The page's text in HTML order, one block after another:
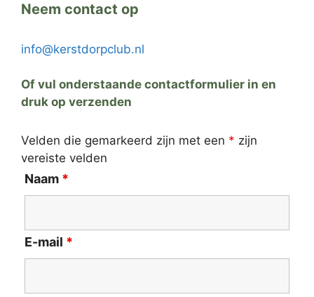
Neem contact op
info@kerstdorpclub.nl
Of vul onderstaande contactformulier in en
druk op verzenden
Velden die gemarkeerd zijn met een * zijn
vereiste velden
Naam *
E-mail *